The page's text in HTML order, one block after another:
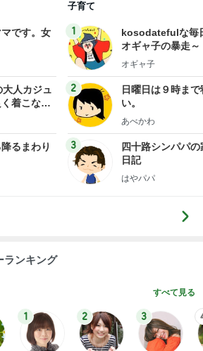
です。女
人カジュ
着こなす
ブログ
るまわり
子育て
1
kosodatefulな毎
オギャ子の暴走～
オギャ子
2
日曜日は９時まで
い。
あべかわ
3
四十路シンパパの
日記
はやパパ
ランキング
すべて見る
1 2 3